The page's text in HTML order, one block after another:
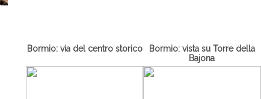
Bormio: via del centro storico
Bormio: vista su Torre della
Bajona